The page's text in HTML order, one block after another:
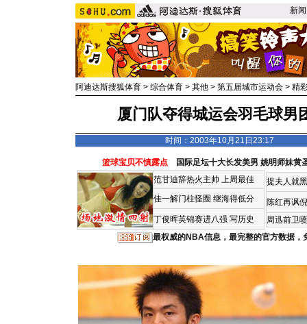
新闻
阿迪达斯搜狐体育 > 综合体育 > 其他 > 第五届城市运动会 > 精
厦门队夺得城运会羽毛球男
时间：2003年10月21日23:17
篮球宝贝不慎露点 国际足坛十大长发美男 姚明师妹黄
范甘迪辞热火主帅 上周最佳
佳一解门柱怪圈 继海得低分
丁俊晖英锦赛进八强 写历史
提夫人就
陈红再讽
周迅前卫
最权威的NBA信息，最完整的官方数据，